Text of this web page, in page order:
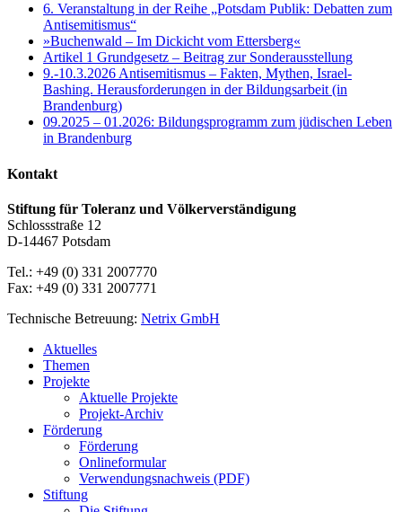
6. Veranstaltung in der Reihe „Potsdam Publik: Debatten zum
Antisemitismus“
»Buchenwald – Im Dickicht vom Ettersberg«
Artikel 1 Grundgesetz – Beitrag zur Sonderausstellung
9.-10.3.2026 Antisemitismus – Fakten, Mythen, Israel-
Bashing. Herausforderungen in der Bildungsarbeit (in
Brandenburg)
09.2025 – 01.2026: Bildungsprogramm zum jüdischen Leben
in Brandenburg
Kontakt
Stiftung für Toleranz und Völkerverständigung
Schlossstraße 12
D-14467 Potsdam
Tel.: +49 (0) 331 2007770
Fax: +49 (0) 331 2007771
Technische Betreuung: Netrix GmbH
Close
Menu
Aktuelles
Themen
Projekte
Aktuelle Projekte
Projekt-Archiv
Förderung
Förderung
Onlineformular
Verwendungsnachweis (PDF)
Stiftung